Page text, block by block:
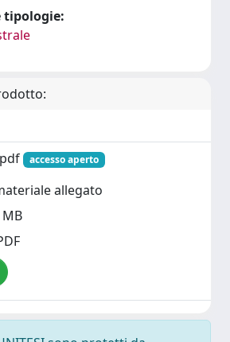
tipologie:
accesso aperto
allegato